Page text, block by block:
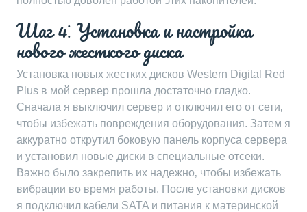
Шаг 4⁚ Установка и настройка
нового жесткого диска
Установка новых жестких дисков Western Digital Red
Plus в мой сервер прошла достаточно гладко.
Сначала я выключил сервер и отключил его от сети‚
чтобы избежать повреждения оборудования. Затем я
аккуратно открутил боковую панель корпуса сервера
и установил новые диски в специальные отсеки.
Важно было закрепить их надежно‚ чтобы избежать
вибрации во время работы. После установки дисков
я подключил кабели SATA и питания к материнской